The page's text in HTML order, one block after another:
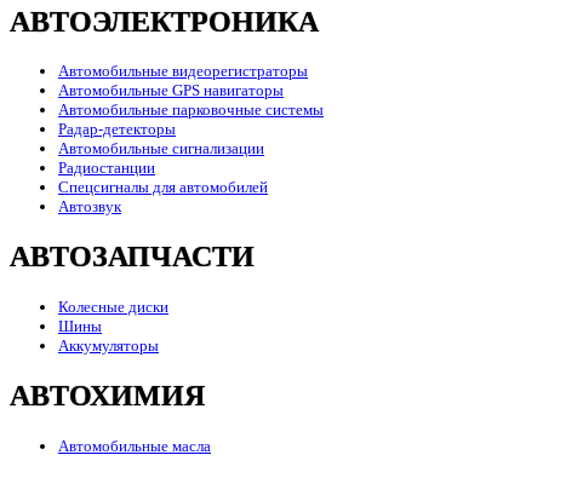
АВТОЭЛЕКТРОНИКА
Автомобильные видеорегистраторы
Автомобильные GPS навигаторы
Автомобильные парковочные системы
Радар-детекторы
Автомобильные сигнализации
Радиостанции
Спецсигналы для автомобилей
Автозвук
АВТОЗАПЧАСТИ
Колесные диски
Шины
Аккумуляторы
АВТОХИМИЯ
Автомобильные масла